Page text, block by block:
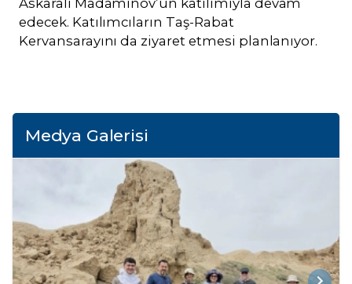
Askaralı Madaminov’un katılımıyla devam
edecek. Katılımcıların Taş-Rabat
Kervansarayını da ziyaret etmesi planlanıyor.
Medya Galerisi